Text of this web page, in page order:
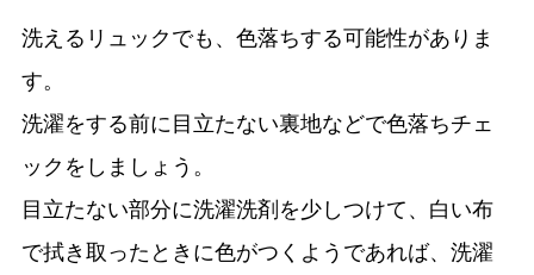
洗えるリュックでも、色落ちする可能性がありま
す。
洗濯をする前に目立たない裏地などで色落ちチェ
ックをしましょう。
目立たない部分に洗濯洗剤を少しつけて、白い布
で拭き取ったときに色がつくようであれば、洗濯